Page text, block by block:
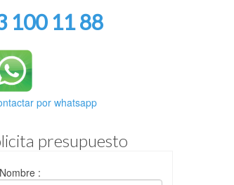
100 11 88
por whatsapp
presupuesto
: